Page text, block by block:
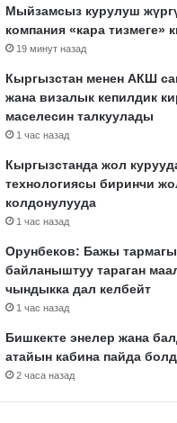
Мыйзамсыз курулуш
компания «кара тизмеге»
19 минут назад
Кыргызстан менен АКШ
жана визалык кепилдик
маселесин талкуулады
1 час назад
Кыргызстанда жол
технологиясы биринчи
колдонулууда
1 час назад
Орунбеков: Бажы
байланыштуу тараган
чындыкка дал келбейт
1 час назад
Бишкекте энелер жана
атайын кабина пайда
2 часа назад